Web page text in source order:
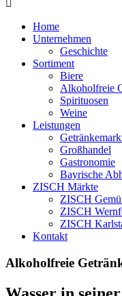
Home
Unternehmen
Geschichte
Sortiment
Biere
Alkoholfreie
Spirituosen
Weine
Leistungen
Großhandel
Gastronomie
Bayrische
ZISCH Märkte
ZISCH
ZISCH
ZISCH
Kontakt
Alkoholfreie